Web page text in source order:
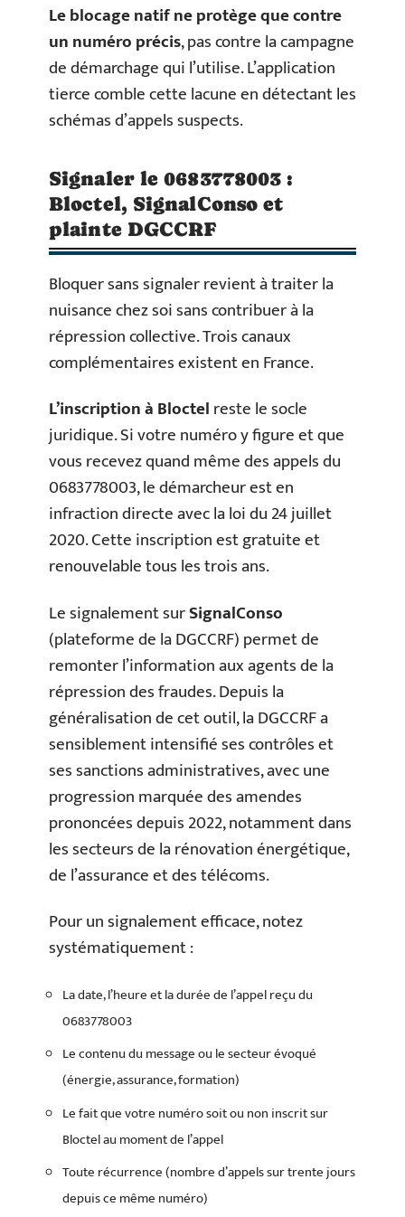
Le blocage natif ne protège que contre
un numéro précis, pas contre la campagne
de démarchage qui l’utilise. L’application
tierce comble cette lacune en détectant les
schémas d’appels suspects.
Signaler le 0683778003 :
Bloctel, SignalConso et
plainte DGCCRF
Bloquer sans signaler revient à traiter la
nuisance chez soi sans contribuer à la
répression collective. Trois canaux
complémentaires existent en France.
L’inscription à Bloctelreste le socle
juridique. Si votre numéro y figure et que
vous recevez quand même des appels du
0683778003, le démarcheur est en
infraction directe avec la loi du 24 juillet
2020. Cette inscription est gratuite et
renouvelable tous les trois ans.
Le signalement surSignalConso
(plateforme de la DGCCRF) permet de
remonter l’information aux agents de la
répression des fraudes. Depuis la
généralisation de cet outil, la DGCCRF a
sensiblement intensifié ses contrôles et
ses sanctions administratives, avec une
progression marquée des amendes
prononcées depuis 2022, notamment dans
les secteurs de la rénovation énergétique,
de l’assurance et des télécoms.
Pour un signalement efficace, notez
systématiquement :
La date, l’heure et la durée de l’appel reçu du
0683778003
Le contenu du message ou le secteur évoqué
(énergie, assurance, formation)
Le fait que votre numéro soit ou non inscrit sur
Bloctel au moment de l’appel
Toute récurrence (nombre d’appels sur trente jours
depuis ce même numéro)